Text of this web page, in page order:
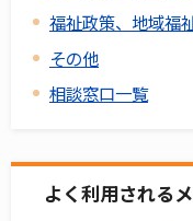
福祉政策、地域福
その他
相談窓口一覧
よく利用される